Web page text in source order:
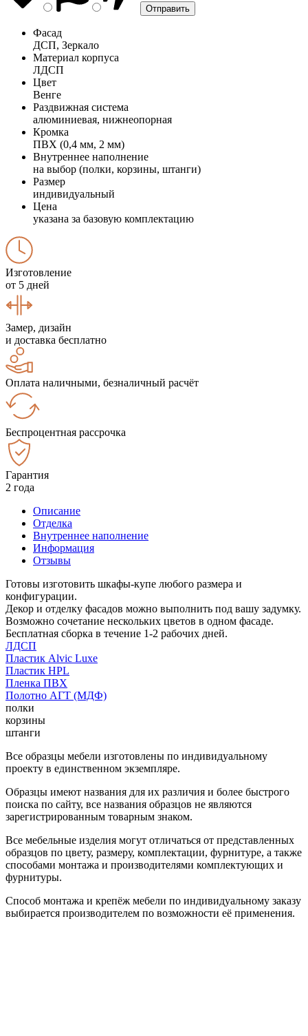
Фасад
ДСП, Зеркало
Материал корпуса
ЛДСП
Цвет
Венге
Раздвижная система
алюминиевая, нижнеопорная
Кромка
ПВХ (0,4 мм, 2 мм)
Внутреннее наполнение
на выбор (полки, корзины, штанги)
Размер
индивидуальный
Цена
указана за базовую комплектацию
Изготовление
от 5 дней
Замер, дизайн
и доставка бесплатно
Оплата наличными, безналичный расчёт
Беспроцентная рассрочка
Гарантия
2 года
Описание
Отделка
Внутреннее наполнение
Информация
Отзывы
Готовы изготовить шкафы-купе любого размера и
конфигурации.
Декор и отделку фасадов можно выполнить под вашу задумку.
Возможно сочетание нескольких цветов в одном фасаде.
Бесплатная сборка в течение 1-2 рабочих дней.
ЛДСП
Пластик Alvic Luxe
Пластик HPL
Пленка ПВХ
Полотно АГТ (МДФ)
полки
корзины
штанги
Все образцы мебели изготовлены по индивидуальному
проекту в единственном экземпляре.
Образцы имеют названия для их различия и более быстрого
поиска по сайту, все названия образцов не являются
зарегистрированным товарным знаком.
Все мебельные изделия могут отличаться от представленных
образцов по цвету, размеру, комплектации, фурнитуре, а также
способами монтажа и производителями комплектующих и
фурнитуры.
Способ монтажа и крепёж мебели по индивидуальному заказу
выбирается производителем по возможности её применения.